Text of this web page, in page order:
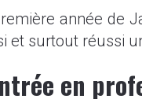
année de
et surtout réussi
en